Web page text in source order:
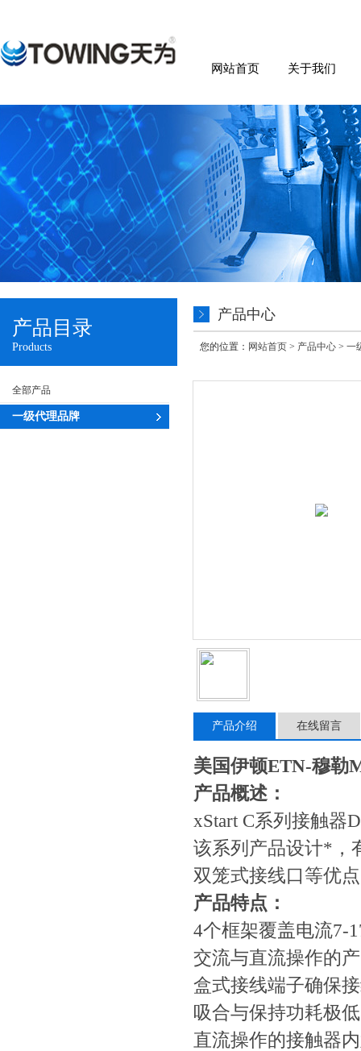
网站首页 关于我们
产品目录
Products
全部产品
一级代理品牌
产品中心
您的位置： 网站首页 > 产品中心 > 一
产品介绍 在线留言
美国伊顿ETN-穆勒
产品概述：
xStart C系列接触器
该系列产品设计*，
双笼式接线口等优
产品特点：
4个框架覆盖电流7-
交流与直流操作的
盒式接线端子确保
吸合与保持功耗极
直流操作的接触器